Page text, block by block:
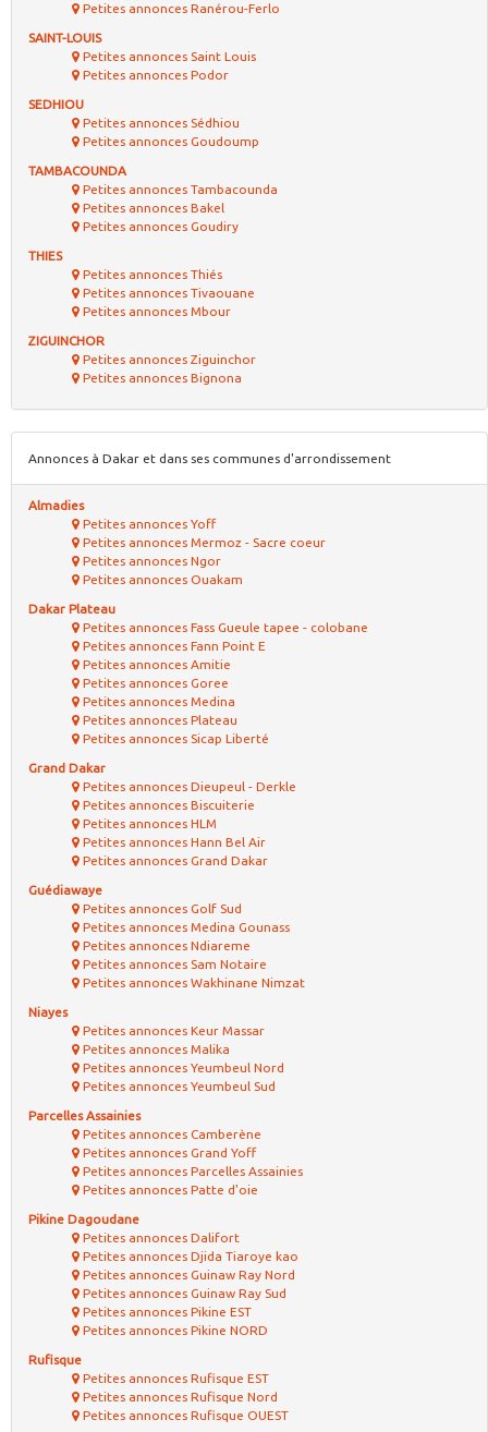
Petites annonces Ranérou-Ferlo
SAINT-LOUIS
Petites annonces Saint Louis
Petites annonces Podor
SEDHIOU
Petites annonces Sédhiou
Petites annonces Goudoump
TAMBACOUNDA
Petites annonces Tambacounda
Petites annonces Bakel
Petites annonces Goudiry
THIES
Petites annonces Thiés
Petites annonces Tivaouane
Petites annonces Mbour
ZIGUINCHOR
Petites annonces Ziguinchor
Petites annonces Bignona
Annonces à Dakar et dans ses communes d'arrondissement
Almadies
Petites annonces Yoff
Petites annonces Mermoz - Sacre coeur
Petites annonces Ngor
Petites annonces Ouakam
Dakar Plateau
Petites annonces Fass Gueule tapee - colobane
Petites annonces Fann Point E
Petites annonces Amitie
Petites annonces Goree
Petites annonces Medina
Petites annonces Plateau
Petites annonces Sicap Liberté
Grand Dakar
Petites annonces Dieupeul - Derkle
Petites annonces Biscuiterie
Petites annonces HLM
Petites annonces Hann Bel Air
Petites annonces Grand Dakar
Guédiawaye
Petites annonces Golf Sud
Petites annonces Medina Gounass
Petites annonces Ndiareme
Petites annonces Sam Notaire
Petites annonces Wakhinane Nimzat
Niayes
Petites annonces Keur Massar
Petites annonces Malika
Petites annonces Yeumbeul Nord
Petites annonces Yeumbeul Sud
Parcelles Assainies
Petites annonces Camberène
Petites annonces Grand Yoff
Petites annonces Parcelles Assainies
Petites annonces Patte d'oie
Pikine Dagoudane
Petites annonces Dalifort
Petites annonces Djida Tiaroye kao
Petites annonces Guinaw Ray Nord
Petites annonces Guinaw Ray Sud
Petites annonces Pikine EST
Petites annonces Pikine NORD
Rufisque
Petites annonces Rufisque EST
Petites annonces Rufisque Nord
Petites annonces Rufisque OUEST